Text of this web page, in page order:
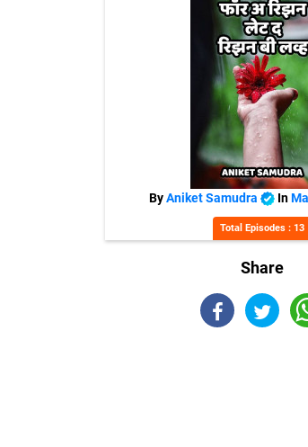
ByAniket Samudra In
Total Episodes : 13
Share